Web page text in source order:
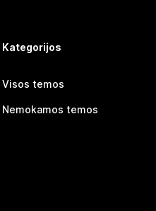
Kategorijos
Visos temos
Nemokamos temos